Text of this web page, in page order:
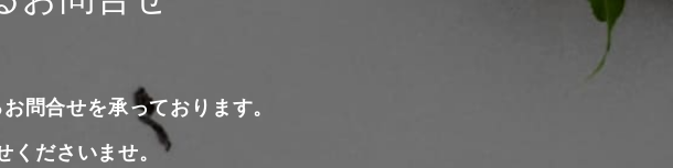
問合せを承っております。
くださいませ。